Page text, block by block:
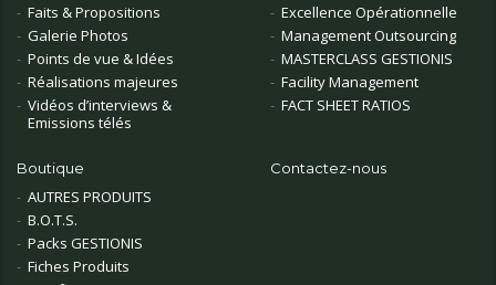
Faits & Propositions
Galerie Photos
Points de vue & Idées
Réalisations majeures
Vidéos d’interviews &
Emissions télés
Excellence Opérationnelle
Management Outsourcing
MASTERCLASS GESTIONIS
Facility Management
FACT SHEET RATIOS
Boutique
AUTRES PRODUITS
B.O.T.S.
Packs GESTIONIS
Fiches Produits
Contactez-nous